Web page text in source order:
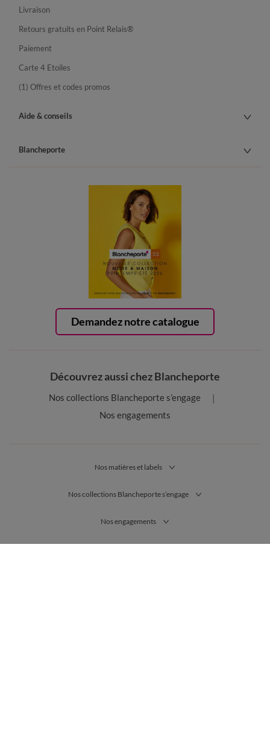
Demandez notre catalogue
Livraison
Retours gratuits en Point Relais®
Paiement
Carte 4 Etoiles
(1) Offres et codes promos
Aide & conseils
Blancheporte
Découvrez aussi chez Blancheporte
Nos collections Blancheporte s’engage
Nos engagements
Nos matières et labels
Nos collections Blancheporte s’engage
Nos engagements